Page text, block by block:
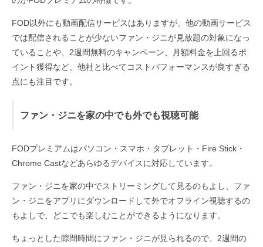
FOD以外にも動画配信サービスはありますが、他の動画サービス
では配信されることが少ないファン・ジニが見放題の対象になっ
ていることや、2週間無料のキャンペーン、月額料金を上回るポ
イント獲得など、他社と比べてコストパフォーマンスが良すぎる
点にも注目です。
ファン・ジニを家の中でも外でも視聴可能
FODプレミアムはパソコン・スマホ・タブレット・Fire Stick・
Chrome Castなどあらゆるデバイスに対応しています。
ファン・ジニを家の中でストリーミングして見るのもよし、ファ
ン・ジニをアプリにダウンロードして外でオフライン視聴するの
もよしで、どこでも楽しむことができるようになります。
ちょっとした隙間時間にファン・ジニが見られるので、2週間の